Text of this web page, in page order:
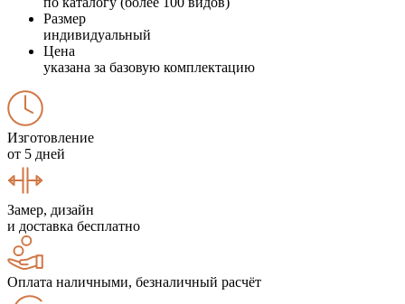
Размер
индивидуальный
Цена
указана за базовую комплектацию
Изготовление
от 5 дней
Замер, дизайн
и доставка бесплатно
Оплата наличными, безналичный расчёт